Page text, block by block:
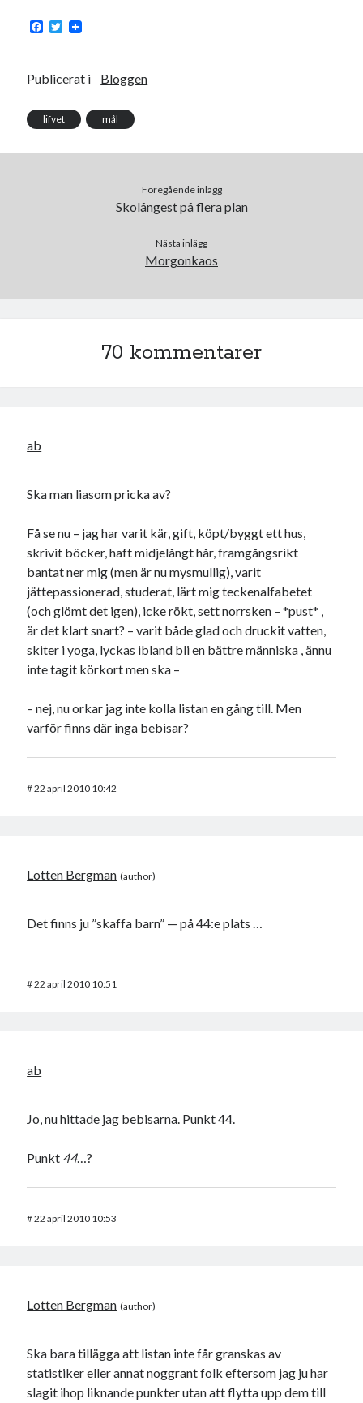
F
c
b
k
T
i
t
Publicerat i Bloggen
lifvet mål
Föregående inlägg
Skolångest på flera plan
Nästa inlägg
Morgonkaos
70 kommentarer
ab
Ska man liasom pricka av?
Få se nu – jag har varit kär, gift, köpt/byggt ett hus,
skrivit böcker, haft midjelångt hår, framgångsrikt
bantat ner mig (men är nu mysmullig), varit
jättepassionerad, studerat, lärt mig teckenalfabetet
(och glömt det igen), icke rökt, sett norrsken – *pust* ,
är det klart snart? – varit både glad och druckit vatten,
skiter i yoga, lyckas ibland bli en bättre människa , ännu
inte tagit körkort men ska –
– nej, nu orkar jag inte kolla listan en gång till. Men
varför finns där inga bebisar?
#22 april 2010 10:42
Lotten Bergman
Det finns ju ”skaffa barn” — på 44:e plats …
#22 april 2010 10:51
ab
Jo, nu hittade jag bebisarna. Punkt 44.
Punkt 44…?
#22 april 2010 10:53
Lotten Bergman
Ska bara tillägga att listan inte får granskas av
statistiker eller annat noggrant folk eftersom jag ju har
slagit ihop liknande punkter utan att flytta upp dem till